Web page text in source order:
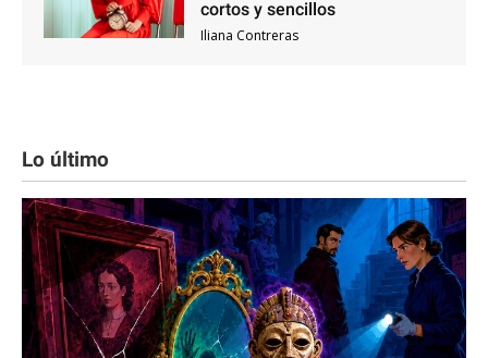
cortos y sencillos
Iliana Contreras
Lo último